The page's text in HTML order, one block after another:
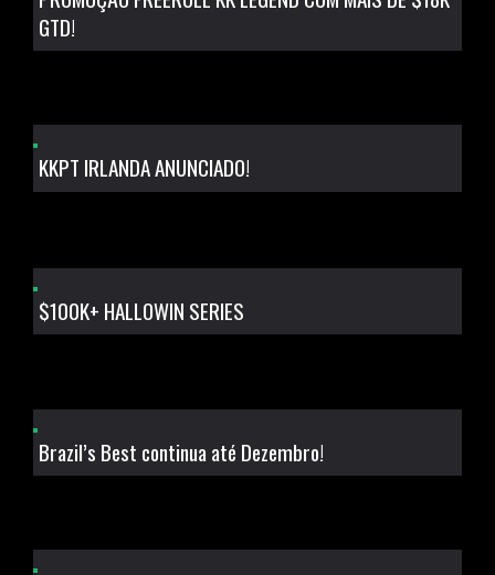
GTD!
KKPT IRLANDA ANUNCIADO!
$100K+ HALLOWIN SERIES
Brazil’s Best continua até Dezembro!